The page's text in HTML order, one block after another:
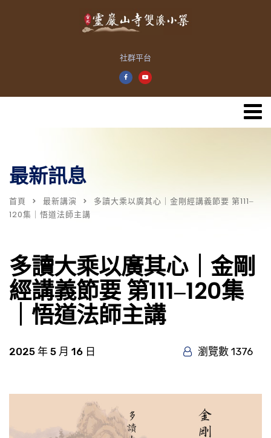
社群平台
最新訊息
首頁 最新講演
多讀大乘以廣其心｜金剛經講義節要 第111‒
120集｜悟道法師主講
多讀大乘以廣其心｜金剛
經講義節要 第111‒120集
｜悟道法師主講
2025 年 5 月 16 日 瀏覽數 1376